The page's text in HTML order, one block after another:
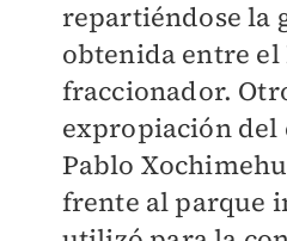
repartiéndose la
obtenida entre el
fraccionador.
expropiación del
Pablo
frente al parque